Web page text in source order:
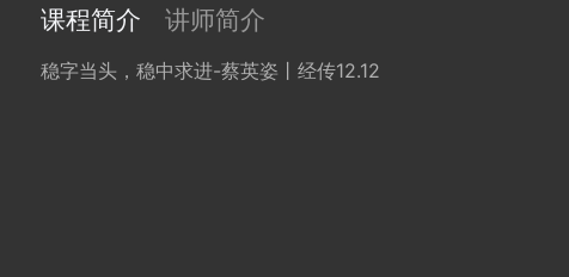
课程简介 讲师简介
稳字当头，稳中求进-蔡英姿丨经传12.12